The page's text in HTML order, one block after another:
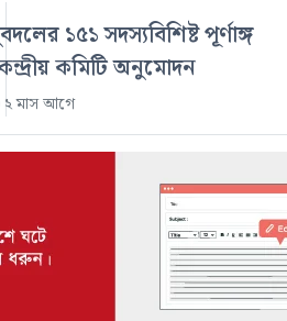
১৫১ সদস্যবিশিষ্ট পূর্ণাঙ্গ
কমিটি অনুমোদন
২ মাস আগে